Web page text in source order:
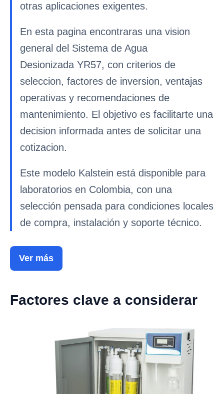
otras aplicaciones exigentes.
En esta pagina encontraras una vision
general del Sistema de Agua
Desionizada YR57, con criterios de
seleccion, factores de inversion, ventajas
operativas y recomendaciones de
mantenimiento. El objetivo es facilitarte una
decision informada antes de solicitar una
cotizacion.
Este modelo Kalstein está disponible para
laboratorios en Colombia, con una
selección pensada para condiciones locales
de compra, instalación y soporte técnico.
Ver más
Factores clave a considerar